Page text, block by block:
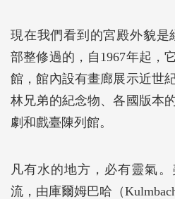
現在我們看到的宮殿外貌是
部整修過的，自1967年起，
館，館內設有畫廊展示近世
林兄弟的紀念物、各國版本
劇和戲臺陳列館。
凡有水的地方，必有靈氣
流，由庫爾姆巴哈（